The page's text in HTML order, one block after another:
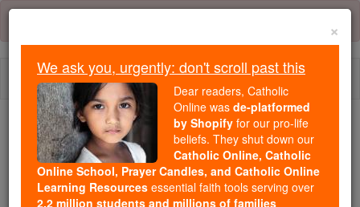
Skip
content
Because of You, 2.2 Million
Students Are Being Formed in the
Faith
×
We ask you, urgently: don't scroll past this
Dear readers, Catholic
Online was de-platformed
by Shopify for our pro-life
beliefs. They shut down our
Catholic Online, Catholic
Online School, Prayer Candles, and Catholic Online
Learning Resources essential faith tools serving over
2.2 million students and millions of families